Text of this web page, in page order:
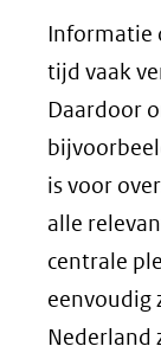
Informatie
tijd vaak
Daardoor
is voor
alle
centrale
eenvoudig
Nederland